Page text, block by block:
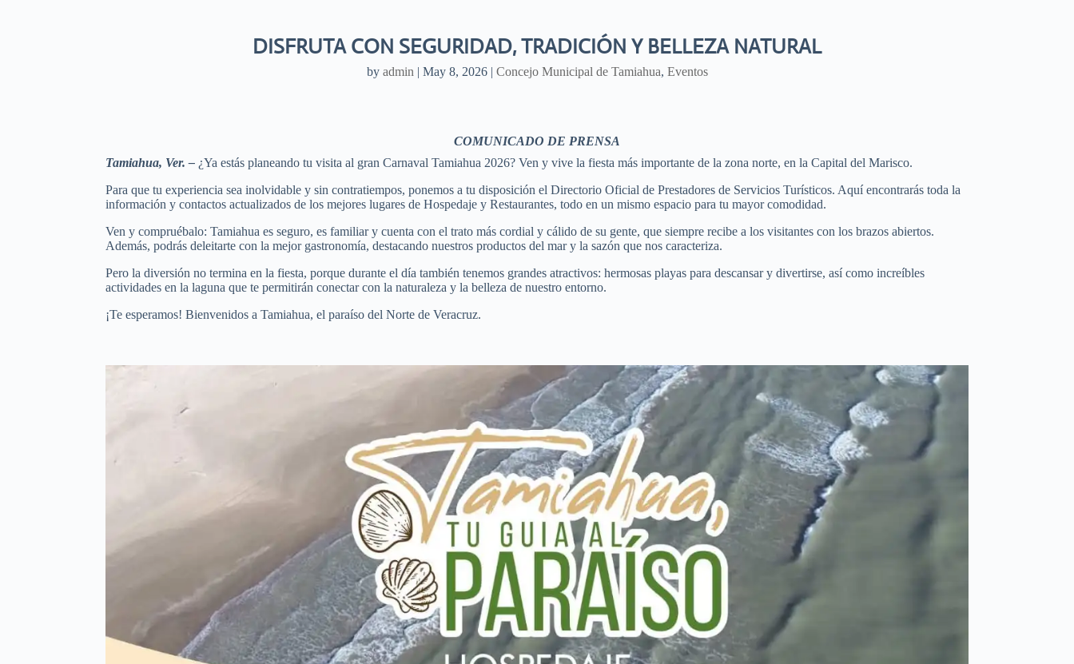
DISFRUTA CON SEGURIDAD, TRADICIÓN Y BELLEZA NATURAL
by admin | May 8, 2026| Concejo Municipal de Tamiahua, Eventos
COMUNICADO DE PRENSA
Tamiahua, Ver. – ¿Ya estás planeando tu visita al gran Carnaval Tamiahua 2026? Ven y vive la fiesta más importante de la zona norte, en la Capital del Marisco.
Para que tu experiencia sea inolvidable y sin contratiempos, ponemos a tu disposición el Directorio Oficial de Prestadores de Servicios Turísticos. Aquí encontrarás toda la
información y contactos actualizados de los mejores lugares de Hospedaje y Restaurantes, todo en un mismo espacio para tu mayor comodidad.
Ven y compruébalo: Tamiahua es seguro, es familiar y cuenta con el trato más cordial y cálido de su gente, que siempre recibe a los visitantes con los brazos abiertos.
Además, podrás deleitarte con la mejor gastronomía, destacando nuestros productos del mar y la sazón que nos caracteriza.
Pero la diversión no termina en la fiesta, porque durante el día también tenemos grandes atractivos: hermosas playas para descansar y divertirse, así como increíbles
actividades en la laguna que te permitirán conectar con la naturaleza y la belleza de nuestro entorno.
¡Te esperamos! Bienvenidos a Tamiahua, el paraíso del Norte de Veracruz.